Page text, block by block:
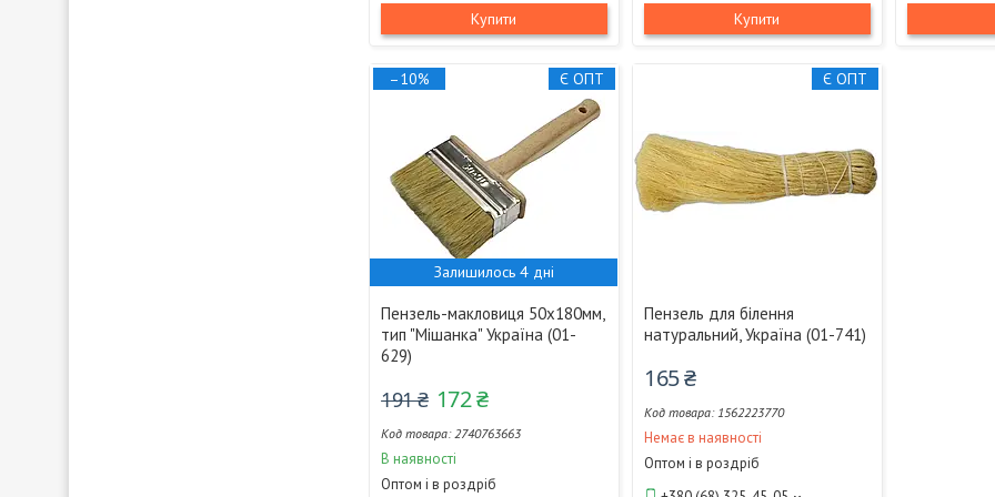
Купити Купити
–10%
Залишилось 4 дні
Є ОПТ
Пензель-макловиця 50х180мм,
тип "Мішанка" Україна (01-
629)
191 ₴ 172 ₴
2740763663
В наявності
Оптом і в роздріб
Є ОПТ
Пензель для білення
натуральний, Україна (01-741)
165 ₴
1562223770
Немає в наявності
Оптом і в роздріб